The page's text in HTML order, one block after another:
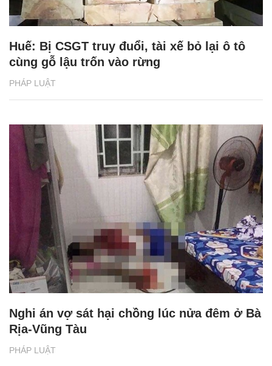
PHÁP LUẬT
Huế: Bị CSGT truy đuổi, tài xế bỏ lại ô tô
cùng gỗ lậu trốn vào rừng
PHÁP LUẬT
Nghi án vợ sát hại chồng lúc nửa đêm ở Bà
Rịa-Vũng Tàu